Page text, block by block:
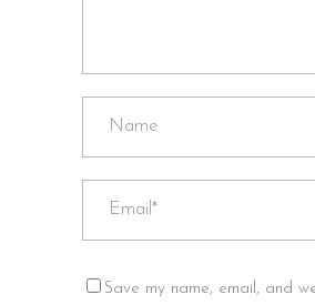
Save my name, email, and